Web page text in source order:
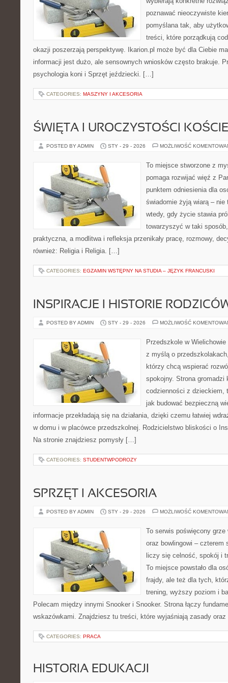
poznawać nieoczywiste
pomyślana tak, aby
treści, które porządkują
okazji poszerzają perspektywę. Ikarion.pl może być dla Ciebie
informacji jest dużo, ale sensownych wniosków często brakuje.
psychologia koni i Sprzęt jeździecki. […]
CATEGORIES: MASZYNY I AKCESORIA
ŚWIĘTA I UROCZYSTOŚCI
POSTED BY ADMIN STY - 29 - 2026 MOŻLIWOŚĆ
To miejsce stworzone z
pomaga rozwijać więź z
punktem odniesienia dla
świadomie żyją wiarą –
wtedy, gdy życie stawia
towarzyszyć w taki
praktyczna, a modlitwa i refleksja przenikały pracę, rozmowy,
również: Religia i Religia. […]
CATEGORIES: EGZAMIN WSTĘPNY NA STUDIA – JĘZYK FRANCUSKI
INSPIRACJE I HISTORIE
POSTED BY ADMIN STY - 29 - 2026 MOŻLIWOŚĆ
Przedszkole w
z myślą o
którzy chcą wspierać
spokojny. Strona gromadzi
codzienności z dzieckiem,
jak budować bezpieczną
informacje przekładają się na działania, dzięki czemu łatwiej
w domu i w placówce przedszkolnej. Rodzicielstwo bliskości o
Na stronie znajdziesz pomysły […]
CATEGORIES: STUDENTWPODROZY
SPRZĘT I AKCESORIA
POSTED BY ADMIN STY - 29 - 2026 MOŻLIWOŚĆ
To serwis poświęcony
oraz bowlingowi – czterem
liczy się celność, spokój i
To miejsce powstało dla
frajdy, ale też dla tych,
trening, wyższy poziom i
Polecam między innymi Snooker i Snooker. Strona łączy
wskazówkami. Znajdziesz tu treści, które wyjaśniają zasady
CATEGORIES: PRACA
HISTORIA EDUKACJI